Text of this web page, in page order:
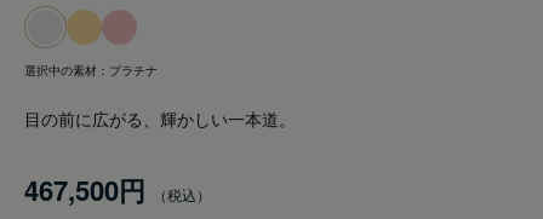
選択中の素材： プラチナ
目の前に広がる、輝かしい一本道。
467,500円